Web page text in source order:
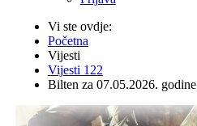
Vi ste ovdje:
Početna
Vijesti
Vijesti 122
Bilten za 07.05.2026. godine